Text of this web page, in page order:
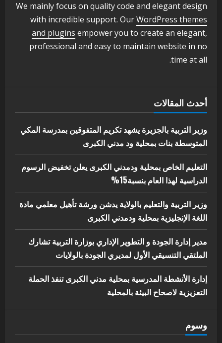
3 أغسطس 3, 2026
اخر الاخبار الاخبار
مدير إدارة الجودة و التطوير الإداري
بوزارة التربية تشارك الملتقي التنسيقي
5
البيئة بالمحلية
يوليو 29, 2026
We mainly focus on quality code and elegant design
with incredible support. OurWordPress themes
and plugins empower you to create an elegant,
professional and easy to maintain website in no
time at all.
أحدث المقالات
وزير التربية بالجزيرة يشهد تكريم المتفوقين بمدرسة المكي
المتوسطة بنات بمحلية ود مدني الكبرى
التعليم الخاص بمحلية ودمدني الكبرى يعلن تخفيض الرسوم
الدراسية لهذا العام بنسبة15%
وزير التربية والتعليم بالولاية يدشن ورشة تأهيل معلمي مادة
اللغة الإنجليزية بمحلية ودمدني الكبرى
مدير إدارة الجودة و التطوير الإداري بوزارة التربية تشارك
الملتقي التنسيقي الأول لمديري الجودة بالولايات
إدارة الأنشطة المدرسية بمحلية مدني الكبرى تنفذ الحملة
التعزيزية لاصحاح البيئة بالمحلية
وسوم